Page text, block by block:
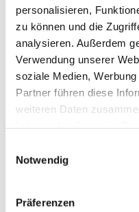
personalisieren,
zu können und die
analysieren. Außerdem
Verwendung unserer
soziale Medien,
Partner führen diese
weiteren Daten
Notwendig
Präferenzen
leichtesten am Kopf
entwickelten
am ganzen Körper